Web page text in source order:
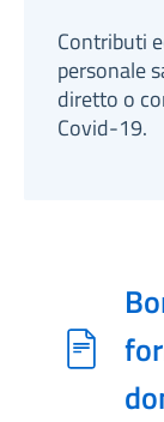
Contributi
personale
diretto o
Covid-19.